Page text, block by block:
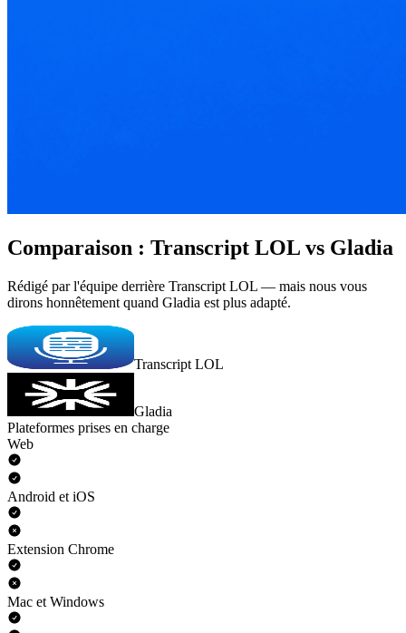
Comparaison : Transcript LOL vs Gladia
Rédigé par l'équipe derrière Transcript LOL — mais nous vous
dirons honnêtement quand Gladia est plus adapté.
Transcript LOL
Gladia
Plateformes prises en charge
Web
Android et iOS
Extension Chrome
Mac et Windows